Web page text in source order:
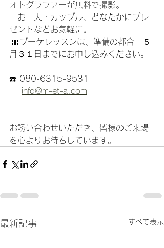
ォトグラファーが無料で撮影。
お一人・カップル、どなたかにプレ
ゼントなどお気軽に。
🎀ブーケレッスンは、準備の都合上５
月３１日までにお申し込みください。
☎️ 080-6315-9531
info@m-et-a.com
お誘い合わせいただき、皆様のご来場
を心よりお待ちしています。
最新記事 すべて表示